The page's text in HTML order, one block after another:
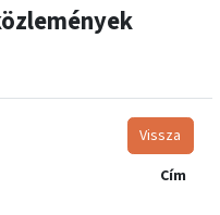
Vissza
Cím